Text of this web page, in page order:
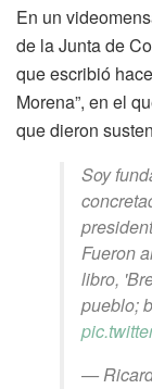
En un
de la Junta de
que escribió
Morena”, en el
que dieron
Soy
Fueron
libro,
pueblo;
—